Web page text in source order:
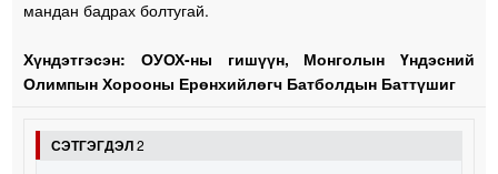
мандан бадрах болтугай.
Хүндэтгэсэн: ОУОХ-ны гишүүн, Монголын Үндэсний
Олимпын Хорооны Ерөнхийлөгч Батболдын Баттүшиг
СЭТГЭГДЭЛ2